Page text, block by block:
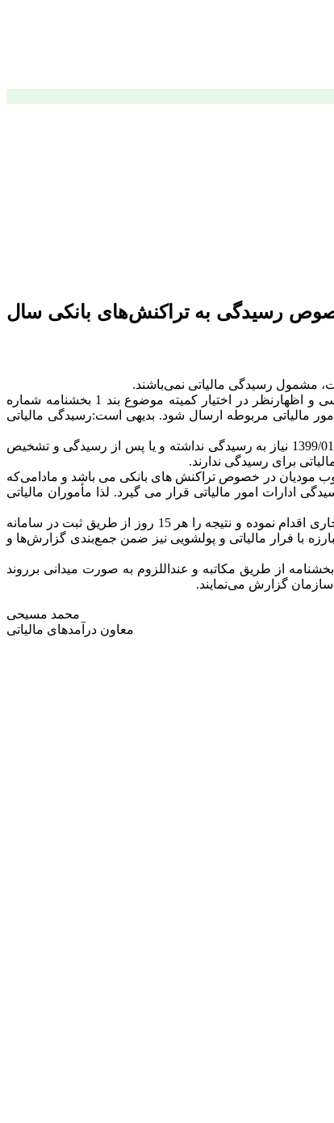
تصمیمات اتخاذ شده، درخصوص رسیدگی به تراکنش‌های بانکی سال
2- کلیه تراکنش‌های بانکی ارسالی به ادارات کل، می‌بایست قبل از ارسال به ادارات امور مالیاتی و ورود به امر رسیدگی مالیاتی، جهت بررسی و اظهارنظر در اختیار کمیته موضوع بند 1 بخشنامه شماره
امور مالیاتی مربوطه ارسال شود. بدیهی است:رسیدگی مالیاتی
3- تراکنش‌های ارسالی برای اشخاصی که تراکنش‌های بانکی سال قبل آنها به تشخیص کمیته موضوع بند 1 بخشنامه شماره 200/99/16 مورخ 1399/01/31 نیاز به رسیدگی نداشته و یا پس از رسیدگی و تشخیص
مالیات، اظهارات مکتوب مودیان در خصوص تراکنش های بانکی می باشد و مادامی‌که
و مبنای رسیدگی ادارات امور مالیاتی قرار می گیرد. لذا مأموران مالیاتی
5- مدیران کل امور مالیاتی ترتیبی اتخاذ نمایند تا با زمانبندی مناسب نسبت به رسیدگی به تراکنش‌های بانکی با مبالغ بالا تا پایان خرداد ماه سال‌جاری اقدام نموده و نتیجه را هر 15 روز از طریق ثبت در سامانه
با فرار مالیاتی و پولشویی نیز ضمن جمع‌بندی گزارش‌ها و
از طریق مکاتبه و عنداللزوم به صورت میدانی برروند
محمد مسیحی
معاون درآمدهای مالیاتی